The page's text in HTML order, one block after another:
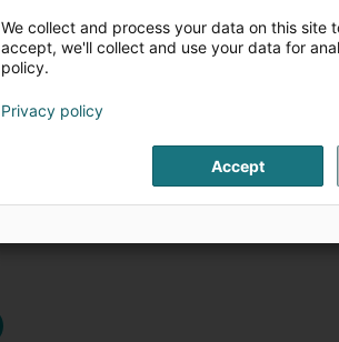
We collect and process your data on this site
accept, we'll collect and use your data for
policy.
Privacy policy
Accept